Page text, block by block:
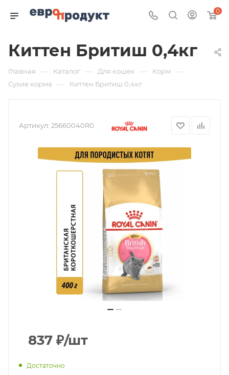
0
Киттен Бритиш 0,4кг
Главная — Каталог — Для кошек — Корм —
Сухие корма — Киттен Бритиш 0,4кг
Артикул: 25660040R0
837 ₽/шт
Достаточно